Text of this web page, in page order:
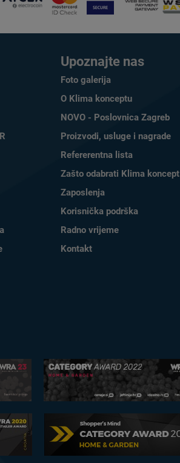
Upoznajte nas
Foto galerija
O Klima konceptu
NOVO - Poslovnica Zagreb
Proizvodi, usluge i nagrade
Refererentna lista
Zašto odabrati Klima koncept
Zaposlenja
Korisnička podrška
Radno vrijeme
Kontakt